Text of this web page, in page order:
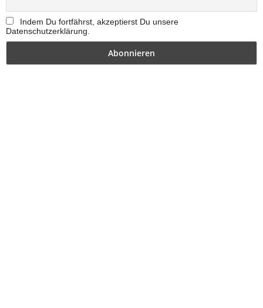
Indem Du fortfährst, akzeptierst Du unsere
Datenschutzerklärung.